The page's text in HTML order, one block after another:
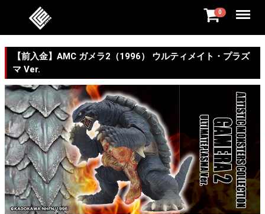
0 Menu
【前入金】AMC ガメラ2（1996） ウルティメイト・プラズ
マ Ver.